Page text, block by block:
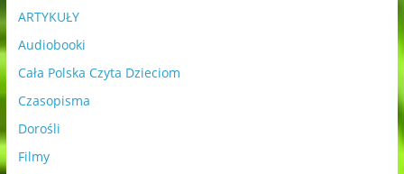
ARTYKUŁY
Audiobooki
Cała Polska Czyta Dzieciom
Czasopisma
Dorośli
Filmy